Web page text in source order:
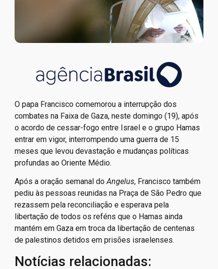
O papa Francisco comemorou a interrupção dos
combates na Faixa de Gaza, neste domingo (19), após
o acordo de cessar-fogo entre Israel e o grupo Hamas
entrar em vigor, interrompendo uma guerra de 15
meses que levou devastação e mudanças políticas
profundas ao Oriente Médio.
Após a oração semanal doAngelus, Francisco também
pediu às pessoas reunidas na Praça de São Pedro que
rezassem pela reconciliação e esperava pela
libertação de todos os reféns que o Hamas ainda
mantém em Gaza em troca da libertação de centenas
de palestinos detidos em prisões israelenses.
Notícias relacionadas: